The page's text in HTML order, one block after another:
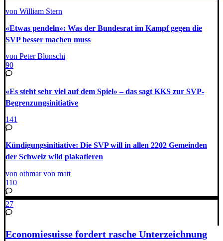
von William Stern
«Etwas pendeln»: Was der Bundesrat im Kampf gegen die
SVP besser machen muss
von Peter Blunschi
90
«Es steht sehr viel auf dem Spiel» – das sagt KKS zur SVP-
Begrenzungsinitiative
141
Kündigungsinitiative: Die SVP will in allen 2202 Gemeinden
der Schweiz wild plakatieren
von othmar von matt
110
27
Economiesuisse fordert rasche Unterzeichnung